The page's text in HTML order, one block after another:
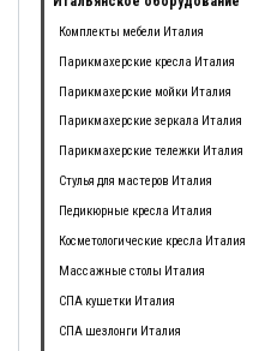
Комплекты мебели Италия
Парикмахерские кресла Италия
Парикмахерские мойки Италия
Парикмахерские зеркала Италия
Парикмахерские тележки Италия
Стулья для мастеров Италия
Педикюрные кресла Италия
Косметологические кресла Италия
Массажные столы Италия
СПА кушетки Италия
СПА шезлонги Италия